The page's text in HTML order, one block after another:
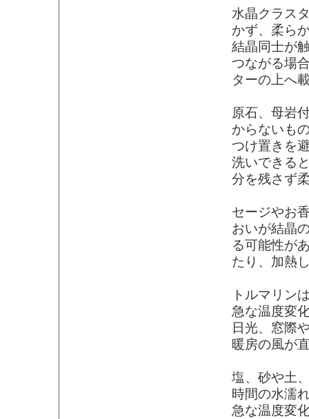
水晶クラス
かず、柔ら
結晶同士が
つながる場
ターの上へ
原石、母岩
からないも
つけ置きを
洗いできる
分を残さず
セージやお
おいが結晶
る可能性が
たり、加熱
トルマリン
急な温度変
日光、窓際
暖房の風が
塩、砂や土
時間の水濡
急な温度変